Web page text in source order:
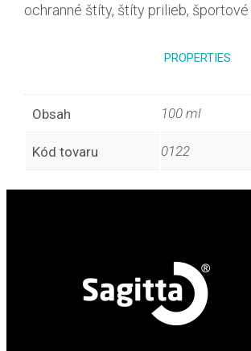
ochranné štíty, štíty prilieb, športové
PROPERTIES
Obsah 100 ml
Kód tovaru 0122